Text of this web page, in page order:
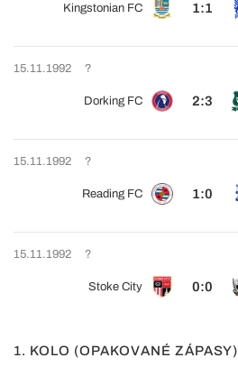
Kingstonian FC 1:1
15.11.1992 ?
Dorking FC 2:3
15.11.1992 ?
Reading FC 1:0
15.11.1992 ?
Stoke City 0:0
1. KOLO (OPAKOVANÉ ZÁPASY)